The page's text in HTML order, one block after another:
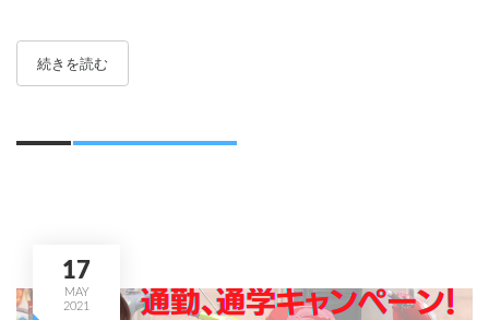
続きを読む
17
MAY
2021